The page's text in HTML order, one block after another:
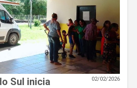
02/02/2026
Sul inicia